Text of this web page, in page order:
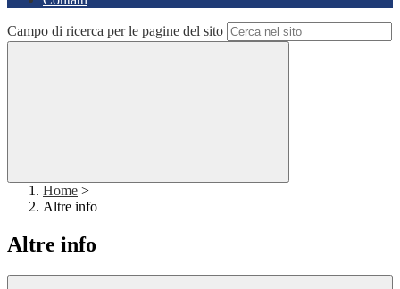
Campo di ricerca per le pagine del sito
Home >
Altre info
Altre info